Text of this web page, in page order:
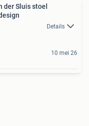
der Sluis stoel
Details
10 mei 26